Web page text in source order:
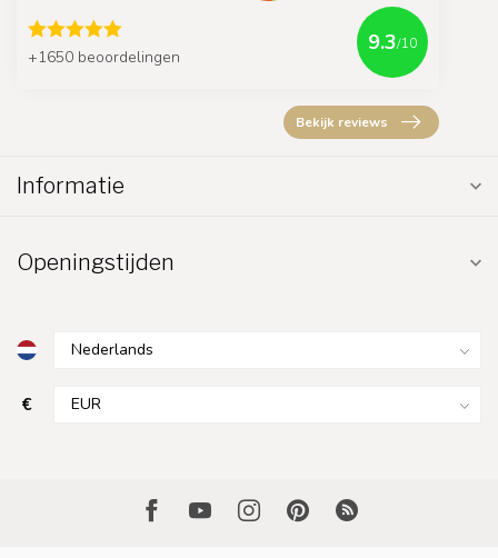
+1650 beoordelingen
9.3/10
Bekijk reviews
Informatie
Openingstijden
€